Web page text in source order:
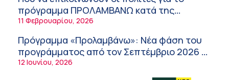
9:21 πμ
Υπάρχει τελικά «δίαιτα θυρεοειδούς»; Τι
λέει η επιστήμη για τη διατροφή και τα
συμπληρώματα
7:38 πμ
Πυρκαγιά στη Δυτική Αττική: Οι κίνδυνοι για
πρόγραμμα ΠΡΟΛΑΜΒΑΝΩ κατά της
παχυσαρκίας
11 Φεβρουαρίου, 2026
Πρόγραμμα «Προλαμβάνω»: Νέα φάση του
προγράμματος από τον Σεπτέμβριο 2026 –
Δωρεάν προληπτικές εξετάσεις έως το
12 Ιουνίου, 2026